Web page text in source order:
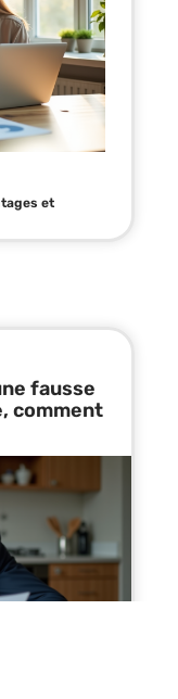
et
fausse
comment